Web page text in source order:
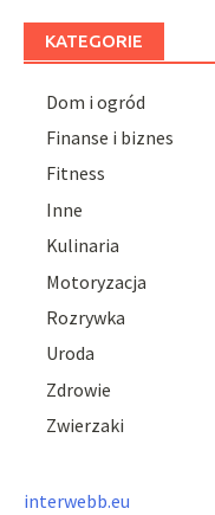
KATEGORIE
Dom i ogród
Finanse i biznes
Fitness
Inne
Kulinaria
Motoryzacja
Rozrywka
Uroda
Zdrowie
Zwierzaki
interwebb.eu